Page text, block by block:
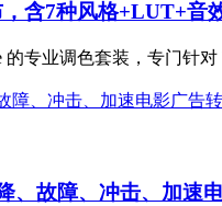
含7种风格+LUT+音
的专业调色套装，专门针
、故障、冲击、加速